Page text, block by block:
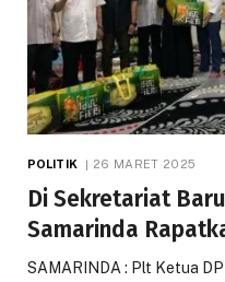
POLITIK 26 MARET 2025
Di Sekretariat
Samarinda
SAMARINDA : Plt Ketua